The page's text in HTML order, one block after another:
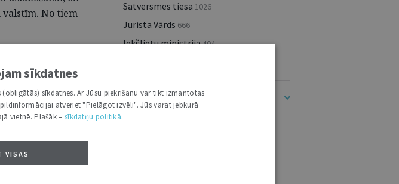
No tiem
veidos 4,6% no
valsts
un
Satversmes tiesa 1026
Jurista Vārds 666
Iekšlietu ministrija404
Rādīt visu (283)
sīkdatnes
sīkdatnes. Ar Jūsu piekrišanu var tikt izmantotas
atveriet "Pielāgot izvēli". Jūs varat jebkurā
vietnē. Plašāk – sīkdatņu politikā.
VISAS